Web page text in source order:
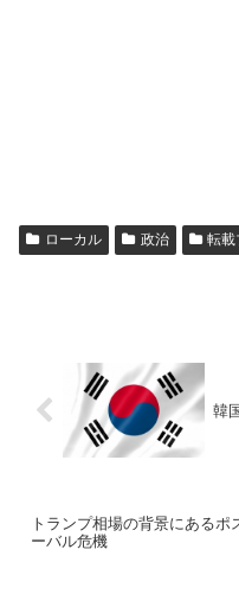
ローカル 政治 転載
韓
トランプ相場の背景にあるポ
ーバル危機